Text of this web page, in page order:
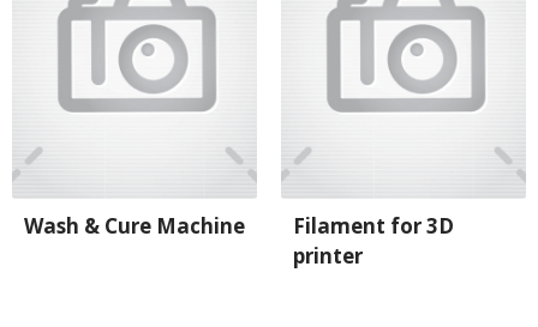
Wash & Cure Machine
Filament for 3D
printer